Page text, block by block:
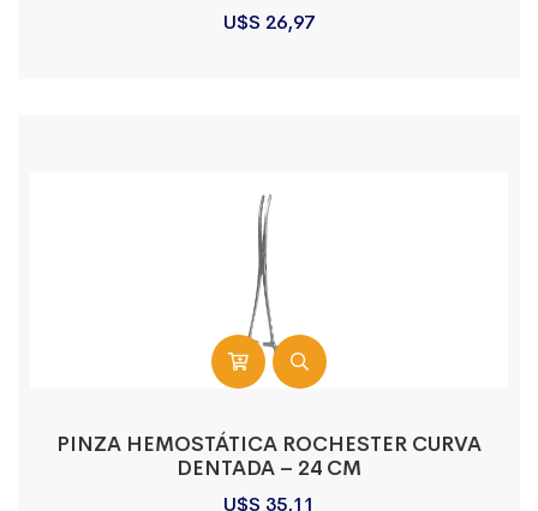
U$S 26,97
PINZA HEMOSTÁTICA ROCHESTER CURVA
DENTADA – 24 CM
U$S 35,11